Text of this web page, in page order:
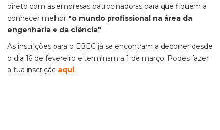
direto com as empresas patrocinadoras para que fiquem a
conhecer melhor "o mundo profissional na área da
engenharia e da ciência".
As inscrições para o EBEC já se encontram a decorrer desde
o dia 16 de fevereiro e terminam a 1 de março. Podes fazer
a tua inscrição aqui.